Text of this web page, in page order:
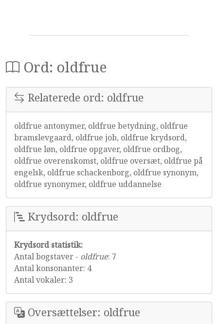
Ord: oldfrue
Relaterede ord: oldfrue
oldfrue antonymer, oldfrue betydning, oldfrue
bramslevgaard, oldfrue job, oldfrue krydsord,
oldfrue løn, oldfrue opgaver, oldfrue ordbog,
oldfrue overenskomst, oldfrue oversæt, oldfrue på
engelsk, oldfrue schackenborg, oldfrue synonym,
oldfrue synonymer, oldfrue uddannelse
Krydsord: oldfrue
Krydsord statistik:
Antal bogstaver - oldfrue: 7
Antal konsonanter: 4
Antal vokaler: 3
Oversættelser: oldfrue